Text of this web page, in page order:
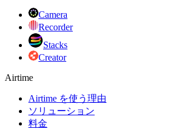
Camera
Recorder
Stacks
Creator
Airtime
Airtime を使う理由
ソリューション
料金